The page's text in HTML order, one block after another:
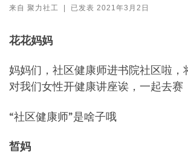
来自 聚力社工 | 已发表 2021年3月2日
花花妈妈
妈妈们，社区健康师进书院社区啦，
对我们女性开健康讲座诶，一起去赛
“社区健康师”是啥子哦
皙妈